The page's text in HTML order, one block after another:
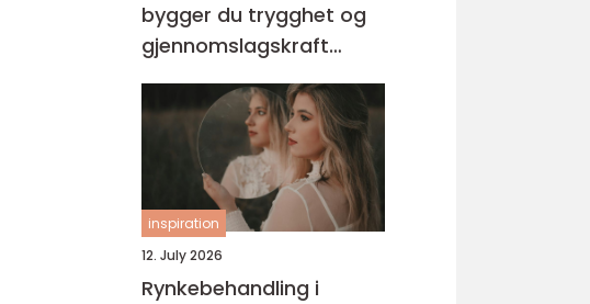
bygger du trygghet og
gjennomslagskraft
gjennom riktig ledelse-
kurs
inspiration
12. July 2026
Rynkebehandling i